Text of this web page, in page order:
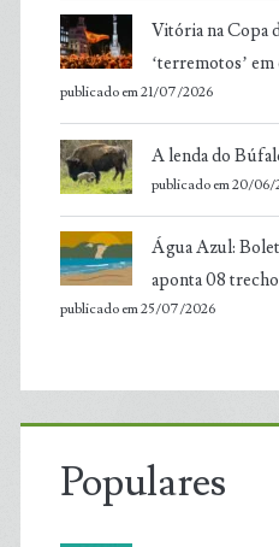
Vitória na Copa
‘terremotos’ em
publicado em 21/07/2026
A lenda do
publicado em 20/06/
Água Azul:
aponta 08
publicado em 25/07/2026
Populares